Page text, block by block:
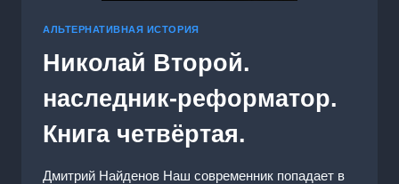
АЛЬТЕРНАТИВНАЯ ИСТОРИЯ
Николай Второй.
наследник-реформатор.
Книга четвёртая.
Дмитрий Найденов Наш современник попадает в